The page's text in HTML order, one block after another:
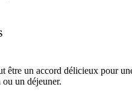
être un accord délicieux pour
un déjeuner.